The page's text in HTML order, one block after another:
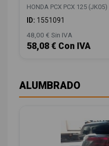
HONDA PCX PCX 125 (JK05)
ID: 1551091
48,00 € Sin IVA
58,08 € Con IVA
ALUMBRADO